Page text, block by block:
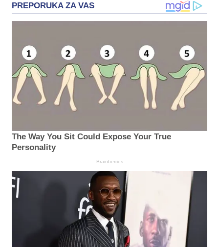
PREPORUKA ZA VAS
The Way You Sit Could Expose Your True
Personality
Brainberries